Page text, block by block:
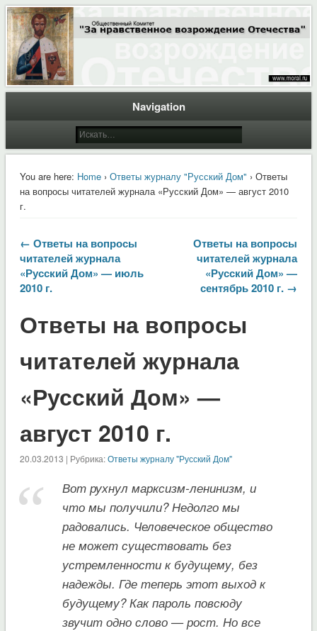
Moral.Ru
Общественный Комитет "За нравственное возрождение Отечества"
Navigation
You are here: Home› Ответы журналу "Русский Дом" › Ответы
на вопросы читателей журнала «Русский Дом» — август 2010
г.
← Ответы на вопросы
читателей журнала
«Русский Дом» — июль
2010 г.
Ответы на вопросы
читателей журнала
«Русский Дом» —
сентябрь 2010 г. →
Ответы на вопросы
читателей журнала
«Русский Дом» —
август 2010 г.
20.03.2013 | Рубрика:Ответы журналу "Русский Дом"
Вот рухнул марксизм-ленинизм, и
что мы получили? Недолго мы
радовались. Человеческое общество
не может существовать без
устремленности к будущему, без
надежды. Где теперь этот выход к
будущему? Как пароль повсюду
звучит одно слово — рост. Но все